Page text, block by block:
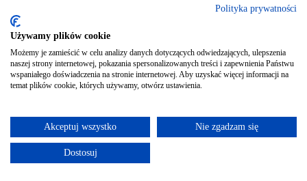
Telefon:531-508-250
Sklep prowadzony przez:
AJH ANNA HEJNA
REGON: 368151159
Copyright © 2026 homeplus.garden
Polityka prywatności
Używamy plików cookie
Możemy je zamieścić w celu analizy danych dotyczących odwiedzających, ulepszenia
naszej strony internetowej, pokazania spersonalizowanych treści i zapewnienia Państwu
wspaniałego doświadczenia na stronie internetowej. Aby uzyskać więcej informacji na
temat plików cookie, których używamy, otwórz ustawienia.
Akceptuj wszystko Nie zgadzam się
Dostosuj